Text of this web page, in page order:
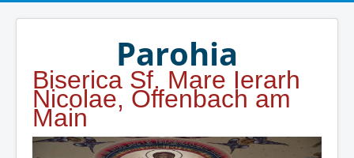
Parohia
Biserica Sf. Mare Ierarh
Nicolae, Offenbach am
Main